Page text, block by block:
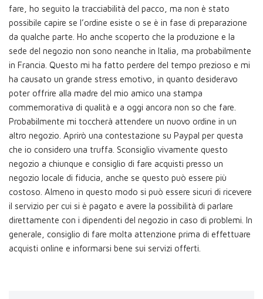
fare, ho seguito la tracciabilità del pacco, ma non è stato
possibile capire se l’ordine esiste o se è in fase di preparazione
da qualche parte. Ho anche scoperto che la produzione e la
sede del negozio non sono neanche in Italia, ma probabilmente
in Francia. Questo mi ha fatto perdere del tempo prezioso e mi
ha causato un grande stress emotivo, in quanto desideravo
poter offrire alla madre del mio amico una stampa
commemorativa di qualità e a oggi ancora non so che fare.
Probabilmente mi toccherà attendere un nuovo ordine in un
altro negozio. Aprirò una contestazione su Paypal per questa
che io considero una truffa. Sconsiglio vivamente questo
negozio a chiunque e consiglio di fare acquisti presso un
negozio locale di fiducia, anche se questo può essere più
costoso. Almeno in questo modo si può essere sicuri di ricevere
il servizio per cui si è pagato e avere la possibilità di parlare
direttamente con i dipendenti del negozio in caso di problemi. In
generale, consiglio di fare molta attenzione prima di effettuare
acquisti online e informarsi bene sui servizi offerti.